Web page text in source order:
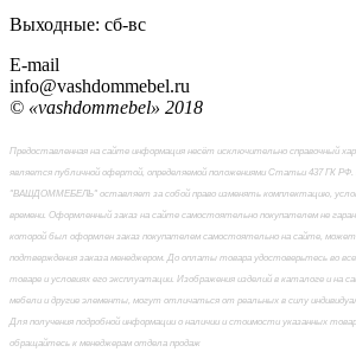
Выходные: сб-вc
E-mail
info@vashdommebel.ru
© «vashdommebel» 2018
Предоставленная на сайте информация несёт исключительно справочный
является публичной офертой, определяемой положениями Статьи 437 ГК
"ВАШДОММЕБЕЛЬ" оставляет за собой право изменять комплектацию,
времени. Оформленный заказ на сайте самостоятельно покупателем не
которой был оформлен заказ покупателем самостоятельно на сайте,
подтверждения заказа менеджером. До оплаты товара удостоверьтесь во
товаре и условиях его эксплуатации. Изображения изделий в каталоге и на
мебели и другие элементы, могут отличаться от реальных в силу
Для получения подробной информации о наличии и стоимости указанных
обращайтесь к менеджерам отдела продаж